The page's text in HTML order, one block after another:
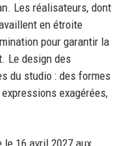
Les réalisateurs, dont
en étroite
pour garantir la
Le design des
du studio : des formes
exagérées,